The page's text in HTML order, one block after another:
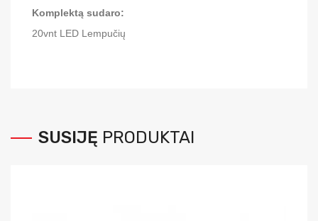
Komplektą sudaro:
20vnt LED Lempučių
SUSIJĘ PRODUKTAI